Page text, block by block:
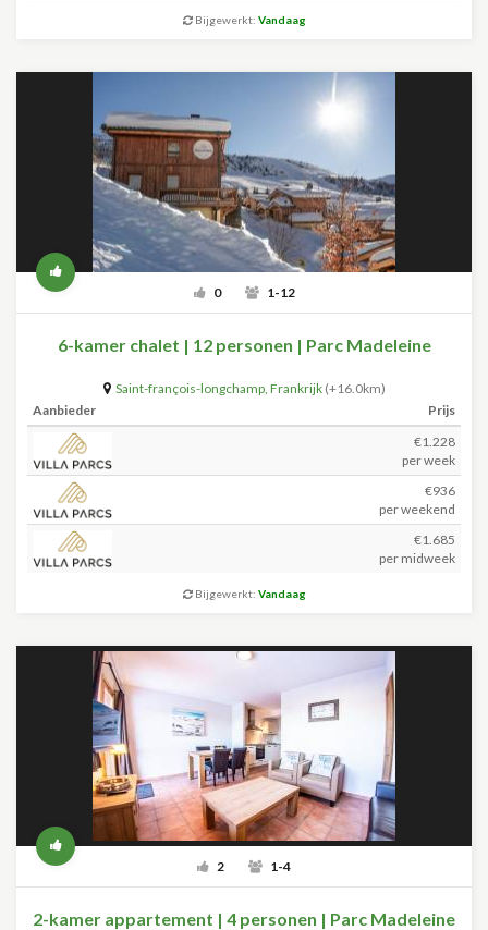
Bijgewerkt: Vandaag
0 1-12
6-kamer chalet | 12 personen | Parc Madeleine
Saint-françois-longchamp, Frankrijk (+16.0km)
Aanbieder
Prijs
€1.228
per week
€936
per weekend
€1.685
per midweek
Bijgewerkt: Vandaag
2 1-4
2-kamer appartement | 4 personen | Parc Madeleine